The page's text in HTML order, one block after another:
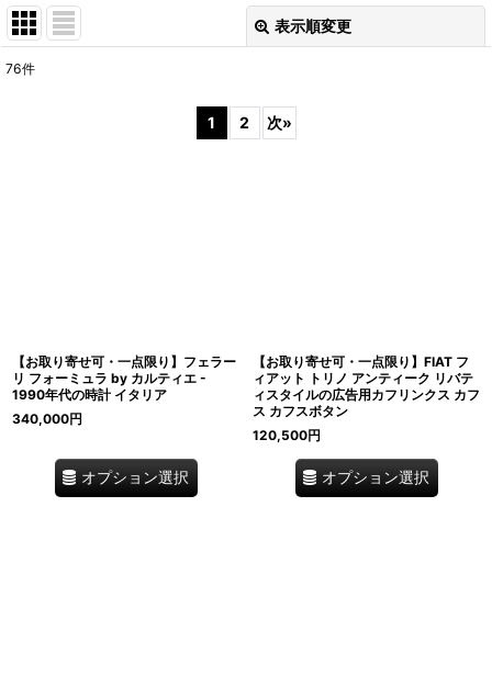
表示順変更
76件
1 2 次»
【お取り寄せ可・一点限り】フェラー
リ フォーミュラ by カルティエ -
1990年代の時計 イタリア
340,000円
オプション選択
【お取り寄せ可・一点限り】FIAT フ
ィアット トリノ アンティーク リバテ
ィスタイルの広告用カフリンクス カフ
ス カフスボタン
120,500円
オプション選択